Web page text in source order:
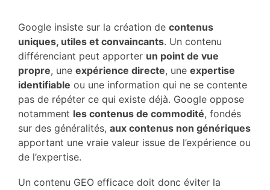
Google insiste sur la création de contenus
uniques, utiles et convaincants. Un contenu
différenciant peut apporter un point de vue
propre, une expérience directe, une expertise
identifiable ou une information qui ne se contente
pas de répéter ce qui existe déjà. Google oppose
notamment les contenus de commodité, fondés
sur des généralités, aux contenus non génériques
apportant une vraie valeur issue de l’expérience ou
de l’expertise.
Un contenu GEO efficace doit donc éviter la